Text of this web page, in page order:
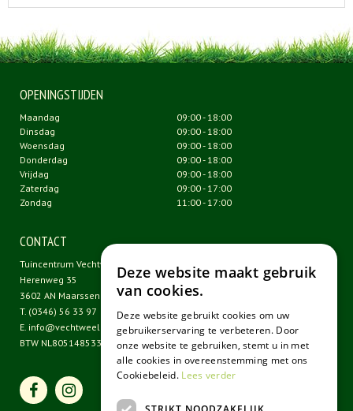
OPENINGSTIJDEN
Maandag
09:00 - 18:00
Dinsdag
09:00 - 18:00
Woensdag
09:00 - 18:00
Donderdag
09:00 - 18:00
Vrijdag
09:00 - 18:00
Zaterdag
09:00 - 17:00
Zondag
11:00 - 17:00
CONTACT
Tuincentrum Vechtweelde
Herenweg 35
3602 AN Maarssen
T. (0346) 56 33 97
E. info@vechtweelde.nl
BTW NL805148533B01
Deze website maakt gebruik
van cookies.
Deze website gebruikt cookies om uw
gebruikerservaring te verbeteren. Door
onze website te gebruiken, stemt u in met
alle cookies in overeenstemming met ons
Cookiebeleid. Lees verder